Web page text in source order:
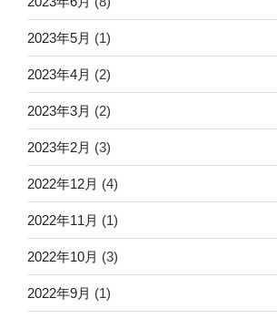
2023年5月 (1)
2023年4月 (2)
2023年3月 (2)
2023年2月 (3)
2022年12月 (4)
2022年11月 (1)
2022年10月 (3)
2022年9月 (1)